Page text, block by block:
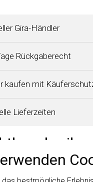
Gira-Händler
Rückgaberecht
kaufen mit
Lieferzeiten